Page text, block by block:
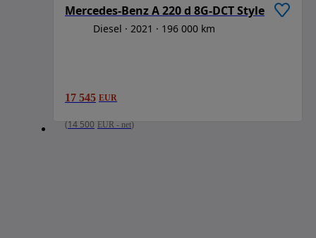
Mercedes-Benz A 220 d 8G-DCT Style
Diesel 2021 196 000 km
17 545 EUR
(14 500 EUR - net)